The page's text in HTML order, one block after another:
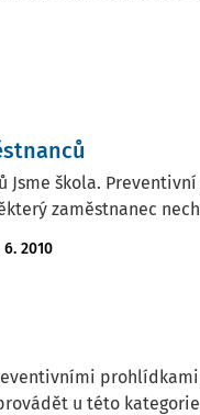
škola.
zaměstnanec
6. 2010
prohlídkami
u této kategorie